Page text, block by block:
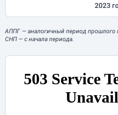
2023
АППГ — аналогичный период прошлого
СНП — с начала периода.